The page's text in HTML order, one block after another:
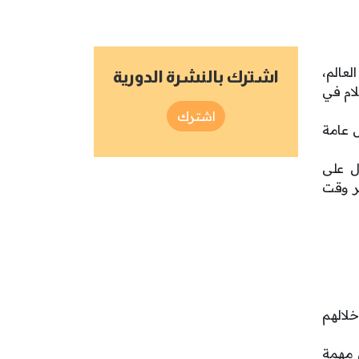
في
عامة
على
وقت
مهمة
اشترك بالنشرة الدورية
اشترك